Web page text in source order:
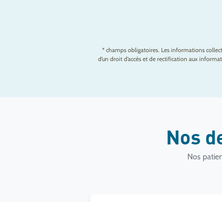
* champs obligatoires. Les informations
d’un droit d’accès et de rectification aux
Nos
Nos